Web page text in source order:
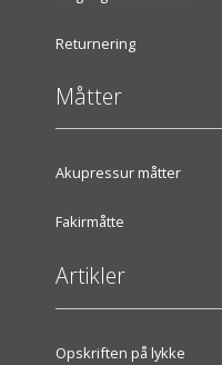
Returnering
Måtter
Akupressur måtter
Fakirmåtte
Artikler
Opskriften på lykke